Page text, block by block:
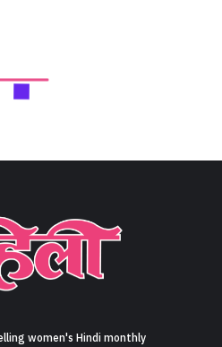
Article
Story- Kirkiri)
8 Claps